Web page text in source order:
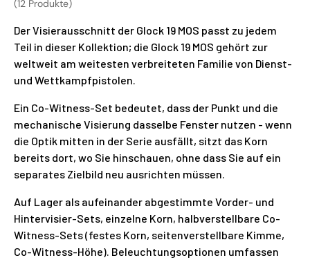
(12 Produkte)
Der Visierausschnitt der Glock 19 MOS passt zu jedem
Teil in dieser Kollektion; die Glock 19 MOS gehört zur
weltweit am weitesten verbreiteten Familie von Dienst-
und Wettkampfpistolen.
Ein Co-Witness-Set bedeutet, dass der Punkt und die
mechanische Visierung dasselbe Fenster nutzen - wenn
die Optik mitten in der Serie ausfällt, sitzt das Korn
bereits dort, wo Sie hinschauen, ohne dass Sie auf ein
separates Zielbild neu ausrichten müssen.
Auf Lager als aufeinander abgestimmte Vorder- und
Hintervisier-Sets, einzelne Korn, halbverstellbare Co-
Witness-Sets (festes Korn, seitenverstellbare Kimme,
Co-Witness-Höhe). Beleuchtungsoptionen umfassen